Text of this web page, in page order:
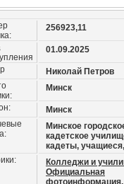
256923,11
01.09.2025
Николай Петров
Минск
Минск
Минское
кадетское
кадеты,
Колледжи и
Официальная
фотоинформация,